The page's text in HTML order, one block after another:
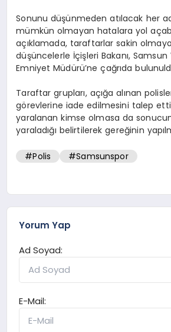
Sonunu düşünmeden atılacak her
mümkün olmayan hatalara yol
açıklamada, taraftarlar sakin
düşüncelerle İçişleri Bakanı,
Emniyet Müdürü’ne çağrıda
Taraftar grupları, açığa alınan
görevlerine iade edilmesini talep
yaralanan kimse olmasa da
yaraladığı belirtilerek gereğinin
#Polis #Samsunspor
Yorum Yap
Ad Soyad:
E-Mail: